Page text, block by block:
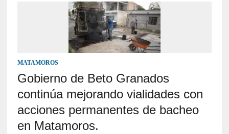
MATAMOROS
Gobierno de Beto Granados
continúa mejorando vialidades con
acciones permanentes de bacheo
en Matamoros.